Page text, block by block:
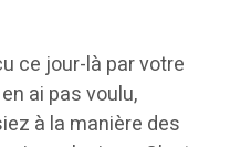
ce jour-là par votre
ai pas voulu,
à la manière des